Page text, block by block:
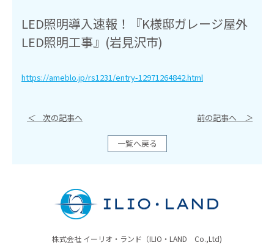
LED照明導入速報！『K様邸ガレージ屋外
LED照明工事』(岩見沢市)
https://ameblo.jp/rs1231/entry-12971264842.html
＜次の記事へ 前の記事へ ＞
一覧へ戻る
株式会社 イーリオ・ランド（ILIO・LAND Co.,Ltd)